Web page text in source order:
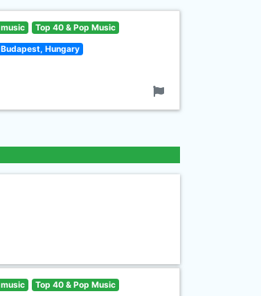
music Top 40 & Pop Music
Budapest, Hungary
music Top 40 & Pop Music